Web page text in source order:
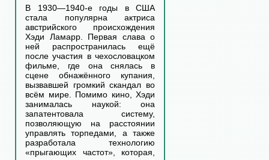
В 1930—1940-е годы в США
стала популярна актриса
австрийского происхождения
Хэди Ламарр. Первая слава о
ней распространилась ещё
после участия в чехословацком
фильме, где она снялась в
сцене обнажённого купания,
вызвавшей громкий скандал во
всём мире. Помимо кино, Хэди
занималась наукой: она
запатентовала систему,
позволяющую на расстоянии
управлять торпедами, а также
разработала технологию
«прыгающих частот», которая,